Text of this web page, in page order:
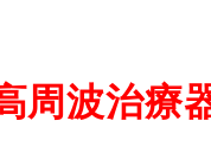
波治療